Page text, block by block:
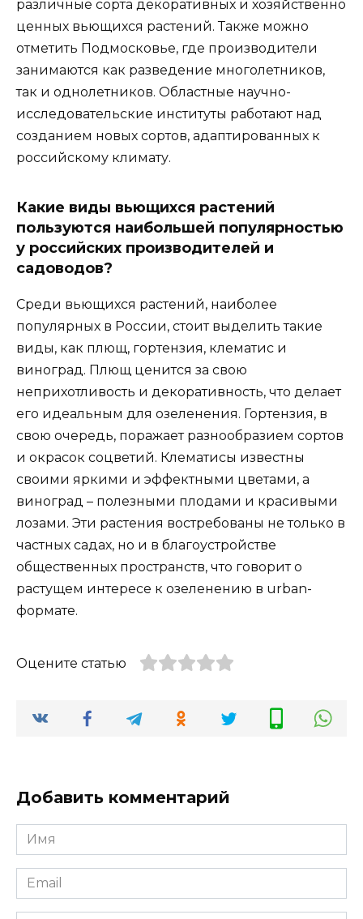
различные сорта декоративных и хозяйственно
ценных вьющихся растений. Также можно
отметить Подмосковье, где производители
занимаются как разведение многолетников,
так и однолетников. Областные научно-
исследовательские институты работают над
созданием новых сортов, адаптированных к
российскому климату.
Какие виды вьющихся растений
пользуются наибольшей популярностью
у российских производителей и
садоводов?
Среди вьющихся растений, наиболее
популярных в России, стоит выделить такие
виды, как плющ, гортензия, клематис и
виноград. Плющ ценится за свою
неприхотливость и декоративность, что делает
его идеальным для озеленения. Гортензия, в
свою очередь, поражает разнообразием сортов
и окрасок соцветий. Клематисы известны
своими яркими и эффектными цветами, а
виноград – полезными плодами и красивыми
лозами. Эти растения востребованы не только в
частных садах, но и в благоустройстве
общественных пространств, что говорит о
растущем интересе к озеленению в urban-
формате.
Оцените статью
Добавить комментарий
Имя
*
Email
*